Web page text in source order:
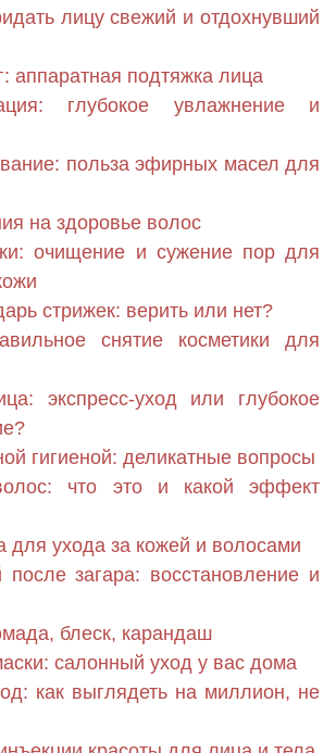
лицу свежий и отдохнувший
аппаратная подтяжка лица
глубокое увлажнение и
польза эфирных масел для
на здоровье волос
очищение и сужение пор для
стрижек: верить или нет?
снятие косметики для
экспресс-уход или глубокое
гигиеной: деликатные вопросы
что это и какой эффект
для ухода за кожей и волосами
загара: восстановление и
блеск, карандаш
салонный уход у вас дома
как выглядеть на миллион, не